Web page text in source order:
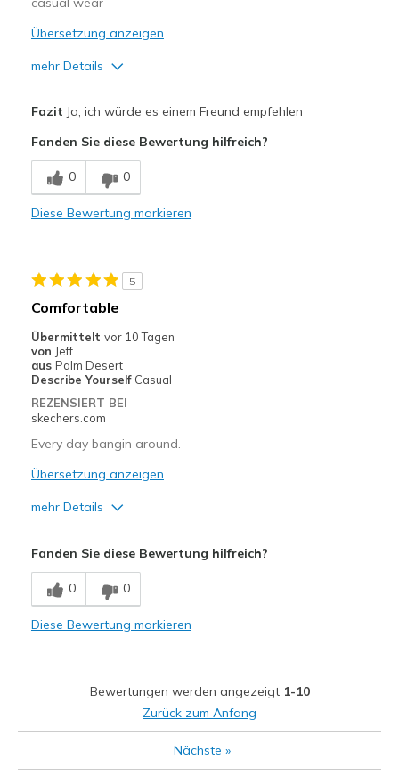
Übersetzung anzeigen
mehr Details
Breathe Well
Comfortable
Geeignete Verwendung
Width
Sizing
Feels true to size
View On Shoes
Fazit Ja, ich würde es einem Freund empfehlen
Fanden Sie diese Bewertung hilfreich?
0 0
Diese Bewertung markieren
5
Comfortable
Übermittelt vor 10 Tagen
von Jeff
aus Palm Desert
Describe Yourself Casual
REZENSIERT BEI
skechers.com
Every day bangin around.
Übersetzung anzeigen
mehr Details
Nachteile
Wear Out Quickly
Casual Wear
Width
Feels true to width
Feels true to size
Fanden Sie diese Bewertung hilfreich?
0 0
Diese Bewertung markieren
Bewertungen werden angezeigt 1-10
Zurück zum Anfang
Nächste »